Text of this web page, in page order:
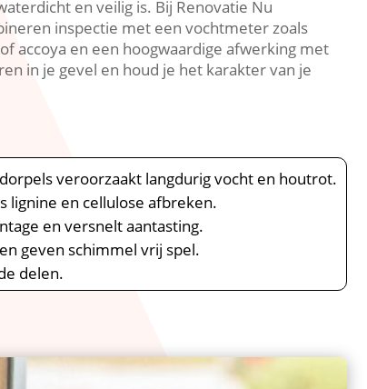
en veilig is.​ Bij Renovatie Nu
inspectie met een vochtmeter zoals
accoya en een hoogwaardige afwerking met
in je gevel en houd je het karakter van je
veroorzaakt langdurig vocht en houtrot.​
lignine en cellulose afbreken.​
en versnelt aantasting.​
geven schimmel vrij spel.​
delen.​